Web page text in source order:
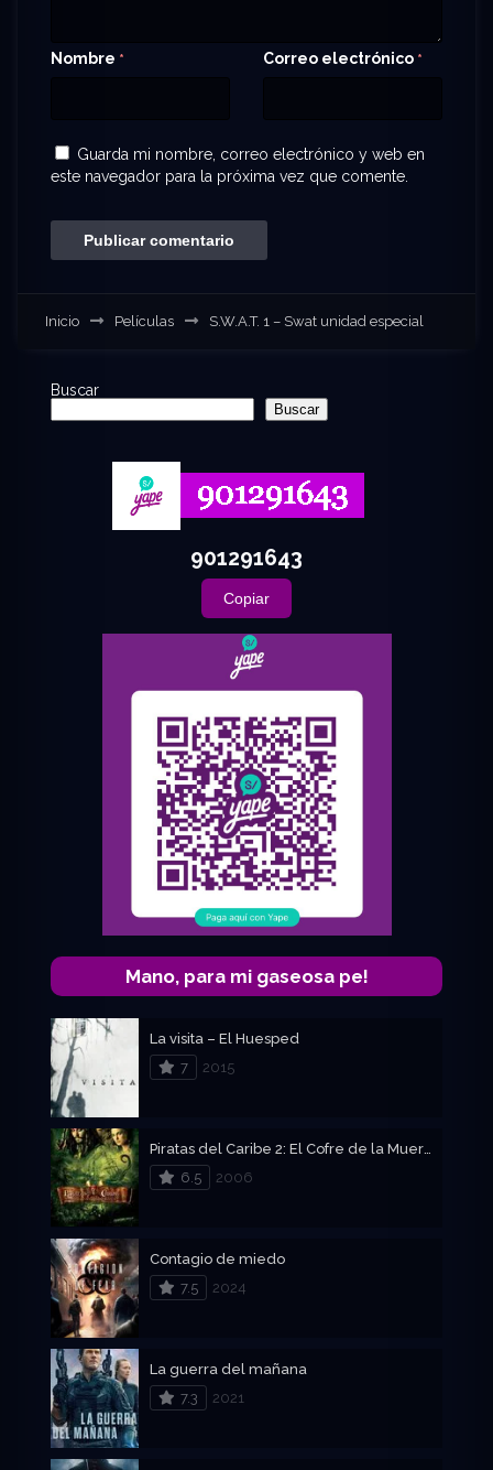
Nombre * Correo electrónico *
Guarda mi nombre, correo electrónico y web en
este navegador para la próxima vez que comente.
Inicio Películas S.W.A.T. 1 – Swat unidad especial
Buscar
Buscar
901291643
Copiar
Mano, para mi gaseosa pe!
La visita – El Huesped
7
2015
Piratas del Caribe 2: El Cofre de la Muerte
6.5
2006
Contagio de miedo
7.5
2024
La guerra del mañana
7.3
2021